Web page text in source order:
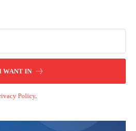
WANT IN
Policy.